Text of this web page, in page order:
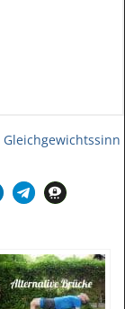
Gleichgewichtssinn